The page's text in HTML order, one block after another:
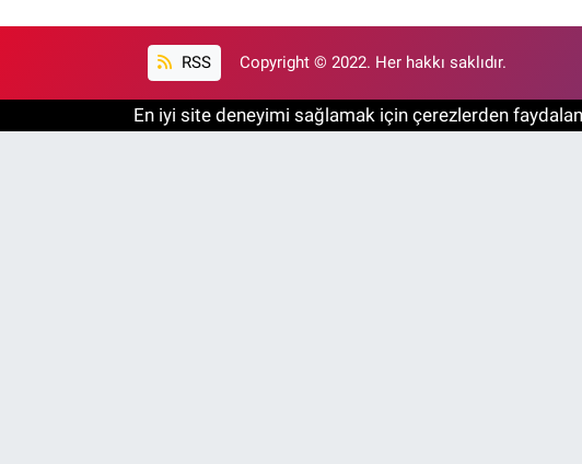
RSS Copyright © 2022. Her hakkı saklıdır.
En iyi site deneyimi sağlamak için çerezlerden